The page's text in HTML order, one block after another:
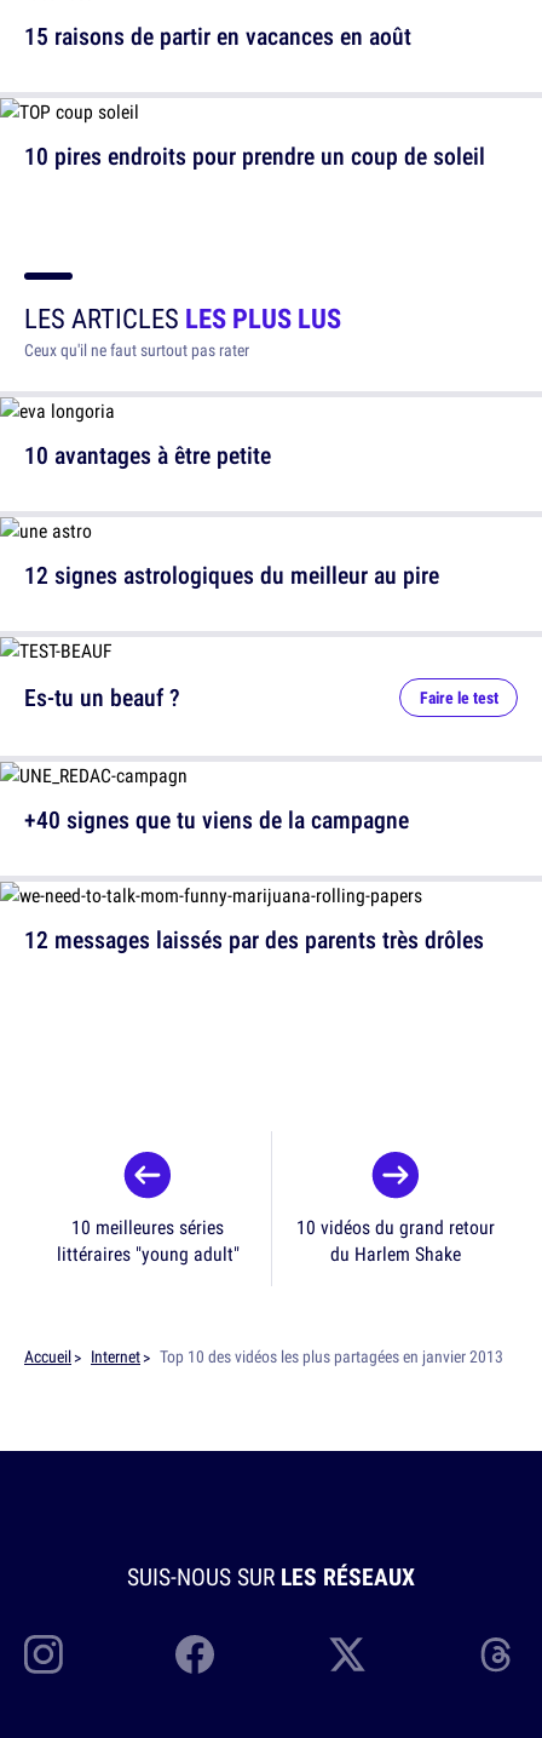
15 raisons de partir en vacances en août
10 pires endroits pour prendre un coup de soleil
LES ARTICLES LES PLUS LUS
Ceux qu'il ne faut surtout pas rater
10 avantages à être petite
12 signes astrologiques du meilleur au pire
12 messages laissés par des parents très drôles
Es-tu un beauf ? Faire le test
+40 signes que tu viens de la campagne
10 meilleures séries
littéraires "young adult"
10 vidéos du grand retour
du Harlem Shake
Accueil Internet Top 10 des vidéos les plus partagées en janvier 2013
SUIS-NOUS SUR LES RÉSEAUX